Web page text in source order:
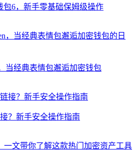
包6，新手零基础保姆级操作
当经典表情包邂逅加密钱包
？新手安全操作指南